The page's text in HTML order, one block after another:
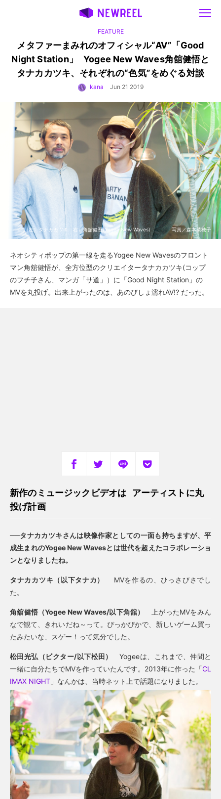
FEATURE
メタファーまみれのオフィシャル“AV”「Good
Night Station」
Yogee New Waves角舘健悟と
タナカカツキ、それぞれの“色気”をめぐる対談
kana Jun 21 2019
左）タナカカツキ 右）角舘健吾(Yogee New Waves) 写真／森本菜穂子
ネオシティポップの第一線を走るYogee New Wavesのフロント
マン角舘健悟が、全方位型のクリエイタータナカカツキ(コップ
のフチ子さん、マンガ「サ道」）に「Good Night Station」の
MVを丸投げ。出来上がったのは、あのびしょ濡れAV!? だった。
新作のミュージックビデオは アーティストに丸
投げ計画
──タナカカツキさんは映像作家としての一面も持ちますが、平
成生まれのYogee New Wavesとは世代を超えたコラボレーショ
ンとなりましたね。
タナカカツキ（以下タナカ）
MVを作るの、ひっさびさでし
た。
角舘健悟（Yogee New Waves/以下角舘）
上がったMVをみん
なで観て、きれいだね～って。ぴっかぴかで、新しいゲーム買っ
たみたいな、スゲー！って気分でした。
松田光弘（ビクター/以下松田）
Yogeeは、これまで、仲間と
一緒に自分たちでMVを作っていたんです。2013年に作った「CL
IMAX NIGHT 」なんかは、当時ネット上で話題になりました。